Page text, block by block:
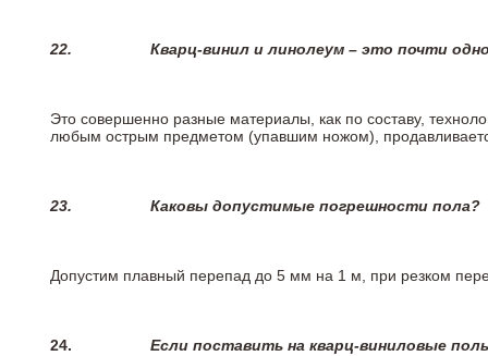
22. Кварц-винил и линолеум – это почти
Это совершенно разные материалы, как по составу,
любым острым предметом (упавшим ножом),
23. Каковы допустимые погрешности пола?
Допустим плавный перепад до 5 мм на 1 м, при резком
24. Если поставить на кварц-виниловые